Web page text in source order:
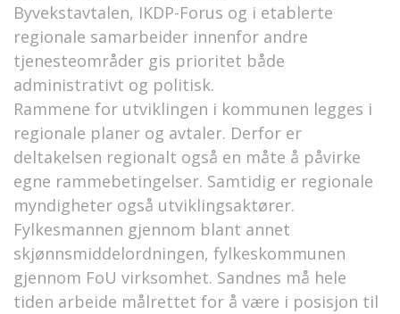
Byvekstavtalen, IKDP-Forus og i etablerte
regionale samarbeider innenfor andre
tjenesteområder gis prioritet både
administrativt og politisk.
Rammene for utviklingen i kommunen legges i
regionale planer og avtaler. Derfor er
deltakelsen regionalt også en måte å påvirke
egne rammebetingelser. Samtidig er regionale
myndigheter også utviklingsaktører.
Fylkesmannen gjennom blant annet
skjønnsmiddelordningen, fylkeskommunen
gjennom FoU virksomhet. Sandnes må hele
tiden arbeide målrettet for å være i posisjon til